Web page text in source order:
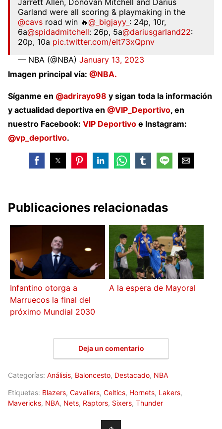
Garland were all scoring & playmaking in the
@cavs road win 🔥@_bigjayy_ : 24p, 10r,
6a@spidadmitchell: 26p, 5a@dariusgarland22:
20p, 10a pic.twitter.com/eIt73xQpnv
— NBA (@NBA) January 13, 2023
Imagen principal vía: @NBA.
Síganme en @adrirayo98 y sigan toda la información
y actualidad deportiva en @VIP_Deportivo, en
nuestro Facebook: VIP Deportivo e Instagram:
@vp_deportivo.
Publicaciones relacionadas
Infantino otorga a
Marruecos la final del
próximo Mundial 2030
A la espera de Mayoral
Deja un comentario
Categorías: Análisis, Baloncesto, Destacado, NBA
Etiquetas: Blazers, Cavaliers, Celtics, Hornets, Lakers,
Mavericks, NBA, Nets, Raptors, Sixers, Thunder